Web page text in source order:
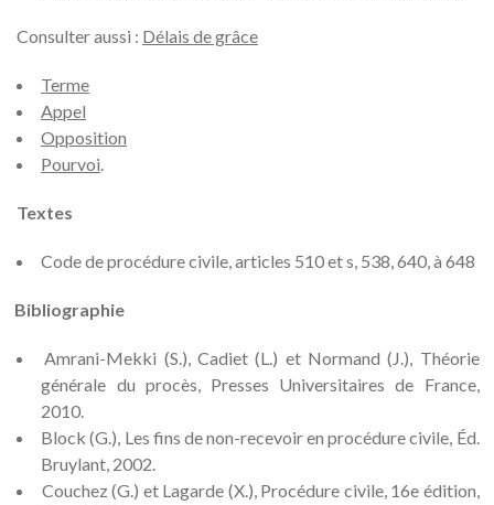
Consulter aussi : Délais de grâce
Terme
Appel
Opposition
Pourvoi.
Textes
Code de procédure civile, articles 510 et s, 538, 640, à 648
Bibliographie
Amrani-Mekki (S.), Cadiet (L.) et Normand (J.), Théorie
générale du procès, Presses Universitaires de France,
2010.
Block (G.), Les fins de non-recevoir en procédure civile, Éd.
Bruylant, 2002.
Couchez (G.) et Lagarde (X.), Procédure civile, 16e édition,